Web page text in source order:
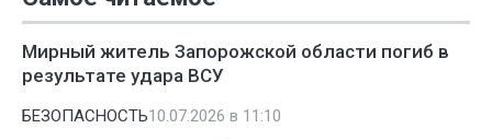
Мирный житель Запорожской области погиб в
результате удара ВСУ
БЕЗОПАСНОСТЬ10.07.2026 в 11:10